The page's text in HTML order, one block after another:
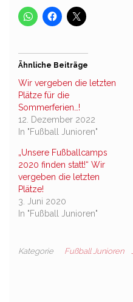
Ähnliche Beiträge
Wir vergeben die letzten
Plätze für die
Sommerferien…!
12. Dezember 2022
In "Fußball Junioren"
„Unsere Fußballcamps
2020 finden statt!“ Wir
vergeben die letzten
Plätze!
3. Juni 2020
In "Fußball Junioren"
Kategorie Fußball Junioren